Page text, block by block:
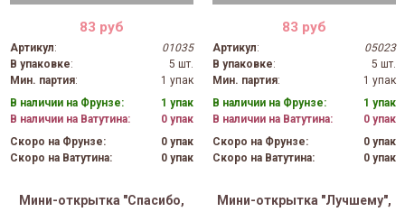
83 руб
Артикул:
01035
В упаковке:
5 шт.
Мин. партия:
1 упак
В наличии на Фрунзе:
1 упак
В наличии на Ватутина:
0 упак
Скоро на Фрунзе:
0 упак
Скоро на Ватутина:
0 упак
83 руб
Артикул:
05023
В упаковке:
5 шт.
Мин. партия:
1 упак
В наличии на Фрунзе:
1 упак
В наличии на Ватутина:
0 упак
Скоро на Фрунзе:
0 упак
Скоро на Ватутина:
0 упак
Мини-открытка "Спасибо,
Мини-открытка "Лучшему",